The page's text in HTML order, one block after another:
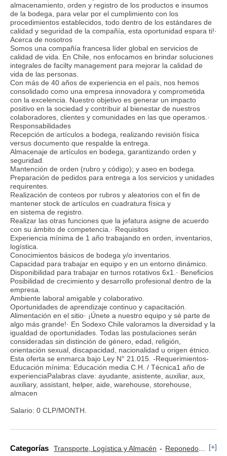
almacenamiento, orden y registro de los productos e insumos
de la bodega, para velar por el cumplimiento con los
procedimientos establecidos, todo dentro de los estándares de
calidad y seguridad de la compañía, esta oportunidad espara ti!·
Acerca de nosotros
Somos una compañía francesa líder global en servicios de
calidad de vida. En Chile, nos enfocamos en brindar soluciones
integrales de facilty management para mejorar la calidad de
vida de las personas.
Con más de 40 años de experiencia en el país, nos hemos
consolidado como una empresa innovadora y comprometida
con la excelencia. Nuestro objetivo es generar un impacto
positivo en la sociedad y contribuir al bienestar de nuestros
colaboradores, clientes y comunidades en las que operamos.·
Responsabilidades
Recepción de artículos a bodega, realizando revisión física
versus documento que respalde la entrega.
Almacenaje de artículos en bodega, garantizando orden y
seguridad.
Mantención de orden (rubro y código); y aseo en bodega.
Preparación de pedidos para entrega a los servicios y unidades
requirentes.
Realización de conteos por rubros y aleatorios con el fin de
mantener stock de artículos en cuadratura física y
en sistema de registro.
Realizar las otras funciones que la jefatura asigne de acuerdo
con su ámbito de competencia.· Requisitos
Experiencia mínima de 1 año trabajando en orden, inventarios,
logística.
Conocimientos básicos de bodega y/o inventarios.
Capacidad para trabajar en equipo y en un entorno dinámico.
Disponibilidad para trabajar en turnos rotativos 6x1.· Beneficios
Posibilidad de crecimiento y desarrollo profesional dentro de la
empresa.
Ambiente laboral amigable y colaborativo.
Oportunidades de aprendizaje continuo y capacitación.
Alimentación en el sitio· ¡Únete a nuestro equipo y sé parte de
algo más grande!· En Sodexo Chile valoramos la diversidad y la
igualdad de oportunidades. Todas las postulaciones serán
consideradas sin distinción de género, edad, religión,
orientación sexual, discapacidad, nacionalidad u origen étnico.
Esta oferta se enmarca bajo Ley N° 21.015. -Requerimientos-
Educación mínima: Educación media C.H. / Técnica1 año de
experienciaPalabras clave: ayudante, asistente, auxiliar, aux,
auxiliary, assistant, helper, aide, warehouse, storehouse,
almacen
Salario: 0 CLP/MONTH.
Categorías Transporte, Logística y Almacén Reponedor y Cajero [+]